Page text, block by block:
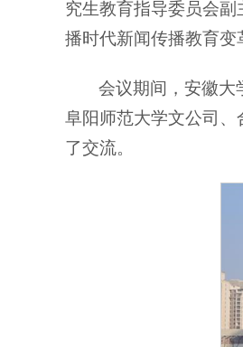
究生教育指导委员会
播时代新闻传播教育变
会议期间，安徽大
阜阳师范大学文公司
了交流。